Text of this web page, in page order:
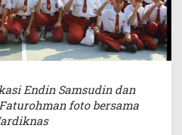
Endin Samsudin dan
foto bersama